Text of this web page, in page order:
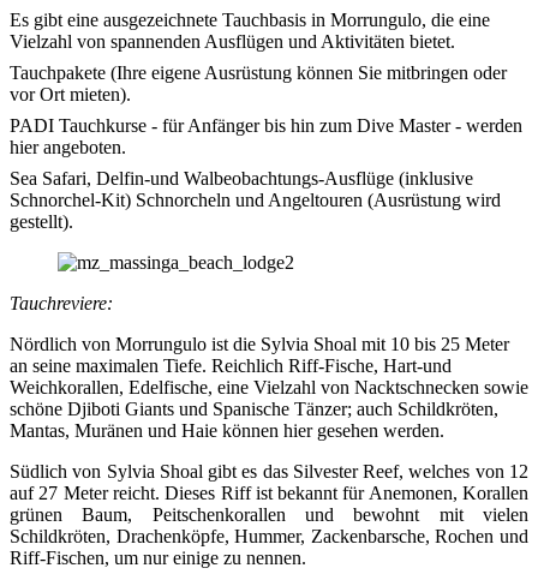
Es gibt eine ausgezeichnete Tauchbasis in Morrungulo, die eine
Vielzahl von spannenden Ausflügen und Aktivitäten bietet.
Tauchpakete (Ihre eigene Ausrüstung können Sie mitbringen oder
vor Ort mieten).
PADI Tauchkurse - für Anfänger bis hin zum Dive Master - werden
hier angeboten.
Sea Safari, Delfin-und Walbeobachtungs-Ausflüge (inklusive
Schnorchel-Kit) Schnorcheln und Angeltouren (Ausrüstung wird
gestellt).
Tauchreviere:
Nördlich von Morrungulo ist die Sylvia Shoal mit 10 bis 25 Meter
an seine maximalen Tiefe. Reichlich Riff-Fische, Hart-und
Weichkorallen, Edelfische, eine Vielzahl von Nacktschnecken sowie
schöne Djiboti Giants und Spanische Tänzer; auch Schildkröten,
Mantas, Muränen und Haie können hier gesehen werden.
Südlich von Sylvia Shoal gibt es das Silvester Reef, welches von 12
auf 27 Meter reicht. Dieses Riff ist bekannt für Anemonen, Korallen
grünen Baum, Peitschenkorallen und bewohnt mit vielen
Schildkröten, Drachenköpfe, Hummer, Zackenbarsche, Rochen und
Riff-Fischen, um nur einige zu nennen.